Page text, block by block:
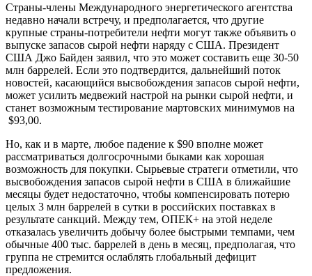
Страны-члены Международного энергетического агентства
недавно начали встречу, и предполагается, что другие
крупные страны-потребители нефти могут также объявить о
выпуске запасов сырой нефти наряду с США. Президент
США Джо Байден заявил, что это может составить еще 30-50
млн баррелей. Если это подтвердится, дальнейший поток
новостей, касающийся высвобождения запасов сырой нефти,
может усилить медвежий настрой на рынки сырой нефти, и
станет возможным тестирование мартовских минимумов на
$93,00.
Но, как и в марте, любое падение к $90 вполне может
рассматриваться долгосрочными быками как хорошая
возможность для покупки. Сырьевые стратеги отметили, что
высвобождения запасов сырой нефти в США в ближайшие
месяцы будет недостаточно, чтобы компенсировать потерю
целых 3 млн баррелей в сутки в российских поставках в
результате санкций. Между тем, ОПЕК+ на этой неделе
отказалась увеличить добычу более быстрыми темпами, чем
обычные 400 тыс. баррелей в день в месяц, предполагая, что
группа не стремится ослаблять глобальный дефицит
предложения.